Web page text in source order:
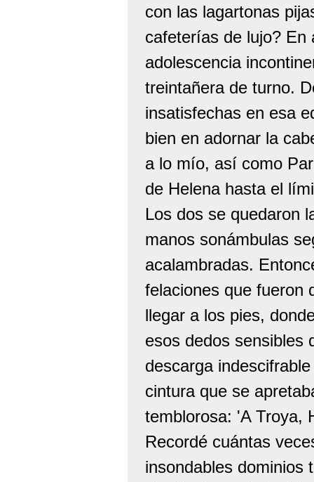
con las lagartonas
cafeterías de lujo? En
adolescencia
treintañera de turno.
insatisfechas en esa
bien en adornar la
a lo mío, así como
de Helena hasta el
Los dos se quedaron
manos sonámbulas
acalambradas.
felaciones que fueron
llegar a los pies,
esos dedos sensibles
descarga
cintura que se
temblorosa: 'A Troya,
Recordé cuántas
insondables dominios